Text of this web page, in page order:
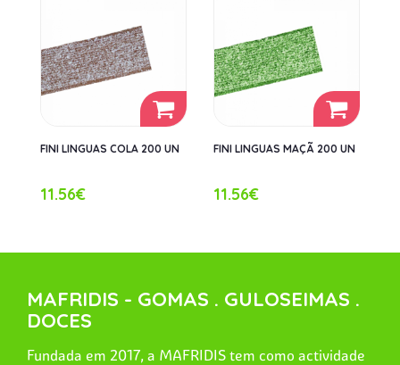
FINI LINGUAS COLA 200 UN
11.56€
FINI LINGUAS MAÇÃ 200 UN
11.56€
MAFRIDIS - GOMAS . GULOSEIMAS .
DOCES
Fundada em 2017, a MAFRIDIS tem como actividade